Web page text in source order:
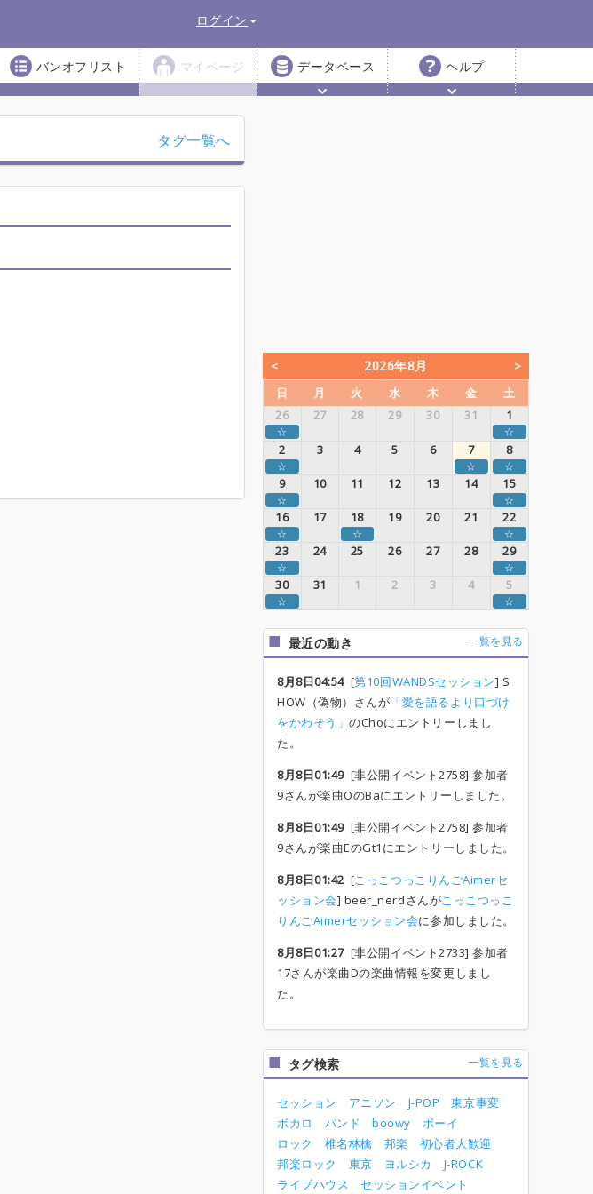
ログイン
バンオフリスト マイページ データベース ヘルプ
タグ一覧へ
2026年8月
日 月 火 水 木 金
土
26
27 28 29 30 31 1
☆ ☆
2 3 4 5 6 7 8
☆ ☆ ☆
9 10 11 12 13 14 15
☆ ☆
16 17 18 19 20 21 22
☆ ☆ ☆
23 24 25 26 27 28 29
☆ ☆
30 31 1 2 3 4 5
☆ ☆
最近の動き 一覧を見る
8月8日04:54[第10回WANDSセッション] S
HOW（偽物）さんが 「愛を語るより口づけ
をかわそう」のChoにエントリーしまし
た。
8月8日01:49[非公開イベント2758] 参加者
9さんが楽曲OのBaにエントリーしました。
8月8日01:49[非公開イベント2758] 参加者
9さんが楽曲EのGt1にエントリーしました。
8月8日01:42 [こっこつっこりんごAimerセ
ッション会] beer_nerdさんがこっこつっこ
りんごAimerセッション会に参加しました。
8月8日01:27[非公開イベント2733] 参加者
17さんが楽曲Dの楽曲情報を変更しまし
た。
タグ検索 一覧を見る
セッション アニソン J-POP
東京事変
ボカロ
バンド boowy
ボーイ
ロック
椎名林檎 邦楽
初心者大歓迎
邦楽ロック
東京 ヨルシカ
J-ROCK
ライブハウス
セッションイベント